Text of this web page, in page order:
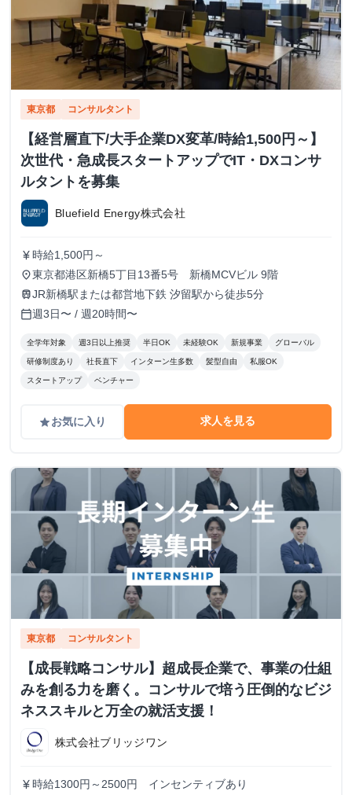
東京都 コンサルタント
【経営層直下/大手企業DX変革/時給1,500円～】
次世代・急成長スタートアップでIT・DXコンサ
ルタントを募集
Bluefield Energy株式会社
currency_yen 時給1,500円～
place東京都港区新橋5丁目13番5号 新橋MCVビル 9階
trainJR新橋駅または都営地下鉄 汐留駅から徒歩5分
calendar_today週3日〜 / 週20時間〜
全学年対象 週3日以上推奨 半日OK 未経験OK 新規事業 グローバル
研修制度あり 社長直下 インターン生多数 髪型自由 私服OK
スタートアップ ベンチャー
gradeお気に入り 求人を見る
東京都 コンサルタント
【成長戦略コンサル】超成長企業で、事業の仕組
みを創る力を磨く。コンサルで培う圧倒的なビジ
ネススキルと万全の就活支援！
株式会社ブリッジワン
currency_yen 時給1300円～2500円 インセンティブあり